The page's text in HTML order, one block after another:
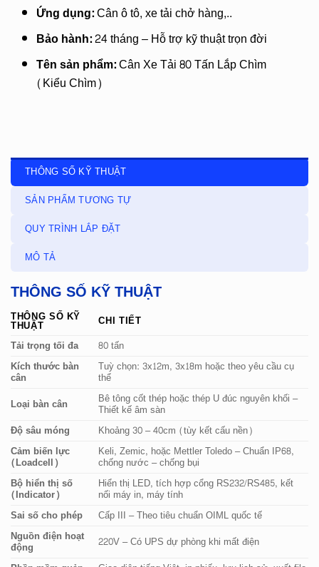
Ứng dụng:Cân ô tô, xe tải chở hàng,..
Bảo hành:24 tháng – Hỗ trợ kỹ thuật trọn đời
Tên sản phẩm:Cân Xe Tải 80 Tấn Lắp Chìm
(Kiểu Chìm)
THÔNG SỐ KỸ THUẬT
SẢN PHẨM TƯƠNG TỰ
QUY TRÌNH LẮP ĐẶT
MÔ TẢ
THÔNG SỐ KỸ THUẬT
THÔNG SỐ KỸ
THUẬT
CHI TIẾT
Tải trọng tối đa
80 tấn
Kích thước bàn
cân
Tuỳ chọn: 3x12m, 3x18m hoặc theo yêu cầu cụ
thể
Loại bàn cân
Bê tông cốt thép hoặc thép U đúc nguyên khối –
Thiết kế âm sàn
Độ sâu móng
Khoảng 30 – 40cm (tùy kết cấu nền)
Cảm biến lực
(Loadcell)
Keli, Zemic, hoặc Mettler Toledo – Chuẩn IP68,
chống nước – chống bụi
Bộ hiển thị số
(Indicator)
Hiển thị LED, tích hợp cổng RS232/RS485, kết
nối máy in, máy tính
Sai số cho phép
Cấp III – Theo tiêu chuẩn OIML quốc tế
Nguồn điện hoạt
động
220V – Có UPS dự phòng khi mất điện